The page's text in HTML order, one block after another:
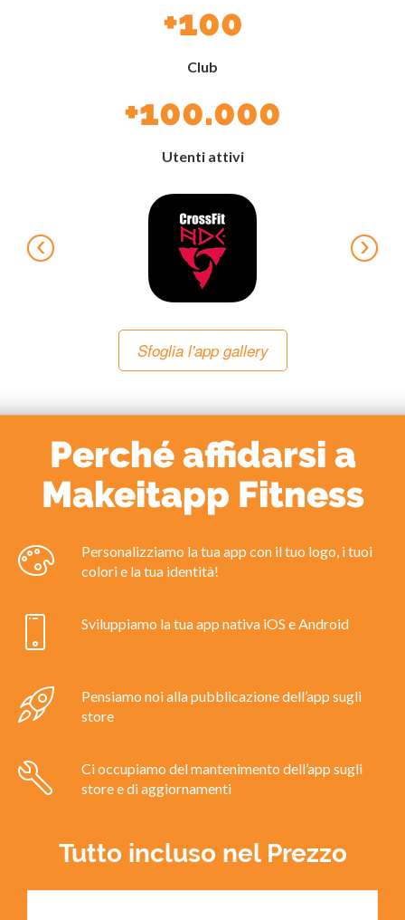
+100
Club
+100.000
Utenti attivi
‹ ›
Sfoglia l'app gallery
Perché affidarsi a
Makeitapp Fitness
Personalizziamo la tua app con il tuo logo, i tuoi
colori e la tua identità!
Sviluppiamo la tua app nativa iOS e Android
Pensiamo noi alla pubblicazione dell’app sugli
store
Ci occupiamo del mantenimento dell’app sugli
store e di aggiornamenti
Tutto incluso nel Prezzo